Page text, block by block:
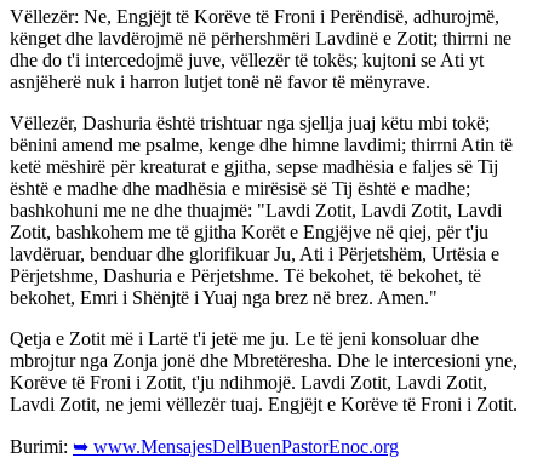
Vëllezër: Ne, Engjëjt të Korëve të Froni i Perëndisë, adhurojmë,
kënget dhe lavdërojmë në përhershmëri Lavdinë e Zotit; thirrni ne
dhe do t'i intercedojmë juve, vëllezër të tokës; kujtoni se Ati yt
asnjëherë nuk i harron lutjet tonë në favor të mënyrave.
Vëllezër, Dashuria është trishtuar nga sjellja juaj këtu mbi tokë;
bënini amend me psalme, kenge dhe himne lavdimi; thirrni Atin të
ketë mëshirë për kreaturat e gjitha, sepse madhësia e faljes së Tij
është e madhe dhe madhësia e mirësisë së Tij është e madhe;
bashkohuni me ne dhe thuajmë: "Lavdi Zotit, Lavdi Zotit, Lavdi
Zotit, bashkohem me të gjitha Korët e Engjëjve në qiej, për t'ju
lavdëruar, benduar dhe glorifikuar Ju, Ati i Përjetshëm, Urtësia e
Përjetshme, Dashuria e Përjetshme. Të bekohet, të bekohet, të
bekohet, Emri i Shënjtë i Yuaj nga brez në brez. Amen."
Qetja e Zotit më i Lartë t'i jetë me ju. Le të jeni konsoluar dhe
mbrojtur nga Zonja jonë dhe Mbretëresha. Dhe le intercesioni yne,
Korëve të Froni i Zotit, t'ju ndihmojë. Lavdi Zotit, Lavdi Zotit,
Lavdi Zotit, ne jemi vëllezër tuaj. Engjëjt e Korëve të Froni i Zotit.
Burimi: ➥ www.MensajesDelBuenPastorEnoc.org